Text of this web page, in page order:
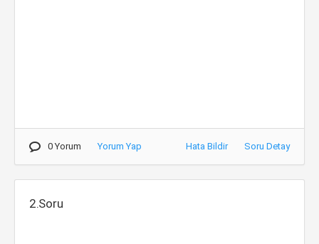
0 Yorum Yorum Yap Hata Bildir Soru Detay
2.Soru